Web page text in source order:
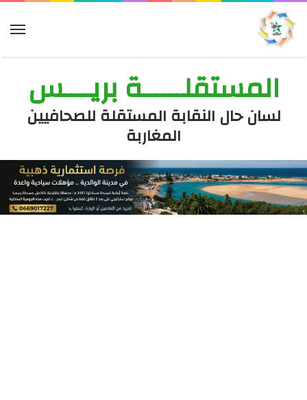
المستقلــــــة بريــــس
لسان حال النقابة المستقلة للصحافيين
المغاربة